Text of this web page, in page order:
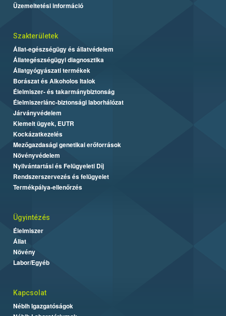
Üzemeltetési információ
Szakterületek
Állat-egészségügy és állatvédelem
Állategészségügyi diagnosztika
Állatgyógyászati termékek
Borászat és Alkoholos Italok
Élelmiszer- és takarmánybiztonság
Élelmiszerlánc-biztonsági laborhálózat
Járványvédelem
Kiemelt ügyek, EUTR
Kockázatkezelés
Mezőgazdasági genetikai erőforrások
Növényvédelem
Nyilvántartási és Felügyeleti Díj
Rendszerszervezés és felügyelet
Termékpálya-ellenőrzés
Ügyintézés
Élelmiszer
Állat
Növény
Labor/Egyéb
Kapcsolat
Nébih Igazgatóságok